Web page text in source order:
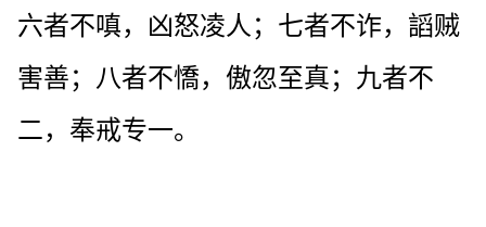
六者不嗔，凶怒凌人；七者不诈，謟贼
害善；八者不憍，傲忽至真；九者不
二，奉戒专一。